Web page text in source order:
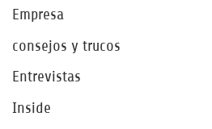
Empresa
consejos y trucos
Entrevistas
Inside